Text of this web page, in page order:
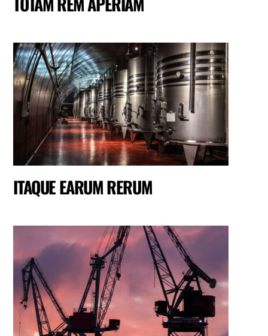
ITAQUE EARUM RERUM